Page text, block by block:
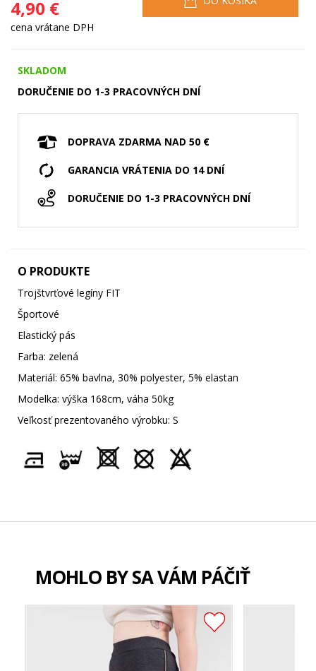
4,90 €
cena vrátane DPH
SKLADOM
DORUČENIE DO 1-3 PRACOVNÝCH DNÍ
DOPRAVA ZDARMA NAD 50 €
GARANCIA VRÁTENIA DO 14 DNÍ
DORUČENIE DO 1-3 PRACOVNÝCH DNÍ
O PRODUKTE
Trojštvrťové legíny FIT
Športové
Elastický pás
Farba: zelená
Materiál: 65% bavlna, 30% polyester, 5% elastan
Modelka: výška 168cm, váha 50kg
Veľkosť prezentovaného výrobku: S
MOHLO BY SA VÁM PÁČIŤ